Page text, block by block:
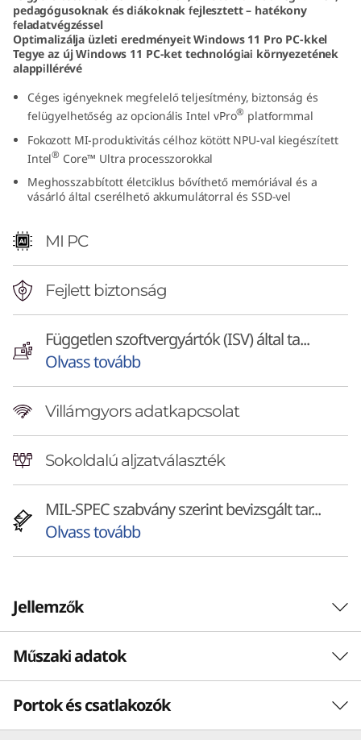
|
P
o
e
u
A
R
e
a
d
y
M
pedagógusoknak és diákoknak fejlesztett – hatékony
feladatvégzéssel
Optimalizálja üzleti eredményeit Windows 11 Pro PC-kkel
Tegye az új Windows 11 PC-ket technológiai környezetének
alappillérévé
Céges igényeknek megfelelő teljesítmény, biztonság és
felügyelhetőség az opcionális Intel vPro® platformmal
Fokozott MI-produktivitás célhoz kötött NPU-val kiegészített
Intel® Core™ Ultra processzorokkal
Meghosszabbított életciklus bővíthető memóriával és a
vásárló által cserélhető akkumulátorral és SSD-vel
MI PC
Fejlett biztonság
Független szoftvergyártók (ISV) által ta...
Olvass tovább
Villámgyors adatkapcsolat
Sokoldalú aljzatválaszték
MIL-SPEC szabvány szerint bevizsgált tar...
Olvass tovább
Jellemzők
A KREATÍV ELMÉT MEGIHLETŐ KOMPAKT ERŐ
Szakembereknek,
pedagógusoknak és
Műszaki adatok
Teljesítmény
Portok és csatlakozók